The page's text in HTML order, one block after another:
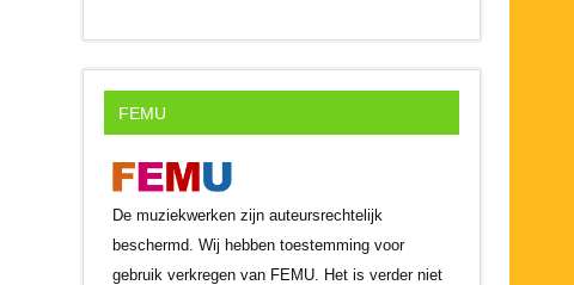
FEMU
De muziekwerken zijn auteursrechtelijk
beschermd. Wij hebben toestemming voor
gebruik verkregen van FEMU. Het is verder niet